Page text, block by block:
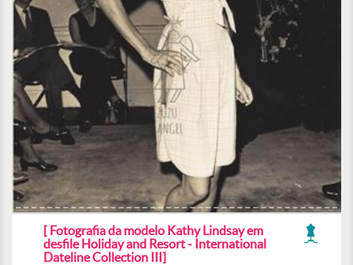
[ Fotografia da modelo Kathy Lindsay em
desfile Holiday and Resort - International
Dateline Collection III]